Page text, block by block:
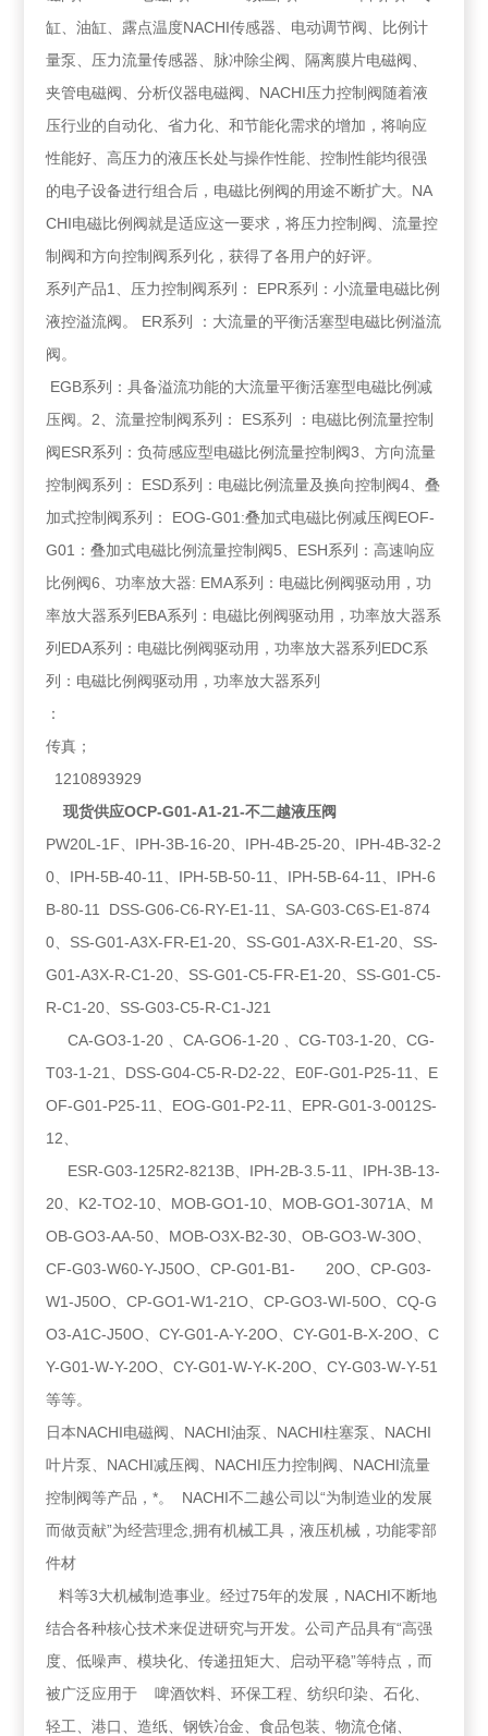
缸、油缸、露点温度NACHI传感器、电动调节阀、比例计
量泵、压力流量传感器、脉冲除尘阀、隔离膜片电磁阀、
夹管电磁阀、分析仪器电磁阀、NACHI压力控制阀随着液
压行业的自动化、省力化、和节能化需求的增加，将响应
性能好、高压力的液压长处与操作性能、控制性能均很强
的电子设备进行组合后，电磁比例阀的用途不断扩大。NA
CHI电磁比例阀就是适应这一要求，将压力控制阀、流量控
制阀和方向控制阀系列化，获得了各用户的好评。
系列产品1、压力控制阀系列： EPR系列：小流量电磁比例
液控溢流阀。 ER系列 ：大流量的平衡活塞型电磁比例溢流
阀。
EGB系列：具备溢流功能的大流量平衡活塞型电磁比例减
压阀。2、流量控制阀系列： ES系列 ：电磁比例流量控制
阀ESR系列：负荷感应型电磁比例流量控制阀3、方向流量
控制阀系列： ESD系列：电磁比例流量及换向控制阀4、叠
加式控制阀系列： EOG-G01:叠加式电磁比例减压阀EOF-
G01：叠加式电磁比例流量控制阀5、ESH系列：高速响应
比例阀6、功率放大器: EMA系列：电磁比例阀驱动用，功
率放大器系列EBA系列：电磁比例阀驱动用，功率放大器系
列EDA系列：电磁比例阀驱动用，功率放大器系列EDC系
列：电磁比例阀驱动用，功率放大器系列
：
传真；
1210893929
现货供应OCP-G01-A1-21-不二越液压阀
PW20L-1F、IPH-3B-16-20、IPH-4B-25-20、IPH-4B-32-2
0、IPH-5B-40-11、IPH-5B-50-11、IPH-5B-64-11、IPH-6
B-80-11 DSS-G06-C6-RY-E1-11、SA-G03-C6S-E1-874
0、SS-G01-A3X-FR-E1-20、SS-G01-A3X-R-E1-20、SS-
G01-A3X-R-C1-20、SS-G01-C5-FR-E1-20、SS-G01-C5-
R-C1-20、SS-G03-C5-R-C1-J21
CA-GO3-1-20 、CA-GO6-1-20 、CG-T03-1-20、CG-
T03-1-21、DSS-G04-C5-R-D2-22、E0F-G01-P25-11、E
OF-G01-P25-11、EOG-G01-P2-11、EPR-G01-3-0012S-
12、
ESR-G03-125R2-8213B、IPH-2B-3.5-11、IPH-3B-13-
20、K2-TO2-10、MOB-GO1-10、MOB-GO1-3071A、M
OB-GO3-AA-50、MOB-O3X-B2-30、OB-GO3-W-30O、
CF-G03-W60-Y-J50O、CP-G01-B1- 20O、CP-G03-
W1-J50O、CP-GO1-W1-21O、CP-GO3-WI-50O、CQ-G
O3-A1C-J50O、CY-G01-A-Y-20O、CY-G01-B-X-20O、C
Y-G01-W-Y-20O、CY-G01-W-Y-K-20O、CY-G03-W-Y-51
等等。
日本NACHI电磁阀、NACHI油泵、NACHI柱塞泵、NACHI
叶片泵、NACHI减压阀、NACHI压力控制阀、NACHI流量
控制阀等产品，*。 NACHI不二越公司以“为制造业的发展
而做贡献”为经营理念,拥有机械工具，液压机械，功能零部
件材
料等3大机械制造事业。经过75年的发展，NACHI不断地
结合各种核心技术来促进研究与开发。公司产品具有“高强
度、低噪声、模块化、传递扭矩大、启动平稳”等特点，而
被广泛应用于 啤酒饮料、环保工程、纺织印染、石化、
轻工、港口、造纸、钢铁冶金、食品包装、物流仓储、